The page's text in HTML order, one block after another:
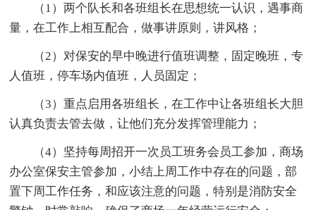
（1）两个队长和各班组长在思想统一认识，遇事商
量，在工作上相互配合，做事讲原则，讲风格；
（2）对保安的早中晚进行值班调整，固定晚班，专
人值班，停车场内值班，人员固定；
（3）重点启用各班组长，在工作中让各班组长大胆
认真负责去管去做，让他们充分发挥管理能力；
（4）坚持每周招开一次员工班务会员工参加，商场
办公室保安主管参加，小结上周工作中存在的问题，部
置下周工作任务，和应该注意的问题，特别是消防安全